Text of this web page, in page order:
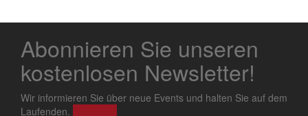
Abonnieren Sie unseren
kostenlosen Newsletter!
Wir informieren Sie über neue Events und halten Sie auf dem
Laufenden.